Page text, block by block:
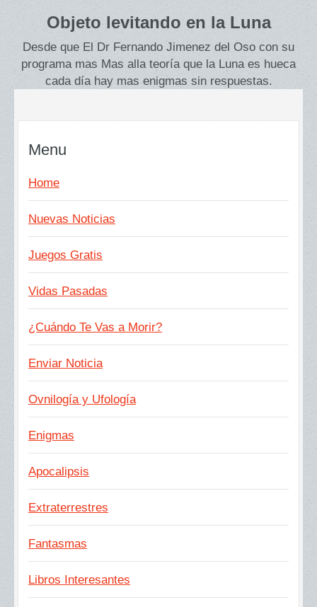
Objeto levitando en la Luna
Desde que El Dr Fernando Jimenez del Oso con su
programa mas Mas alla teoría que la Luna es hueca
cada día hay mas enigmas sin respuestas.
Menu
Home
Nuevas Noticias
Juegos Gratis
Vidas Pasadas
¿Cuándo Te Vas a Morir?
Enviar Noticia
Ovnilogía y Ufología
Enigmas
Apocalipsis
Extraterrestres
Fantasmas
Libros Interesantes